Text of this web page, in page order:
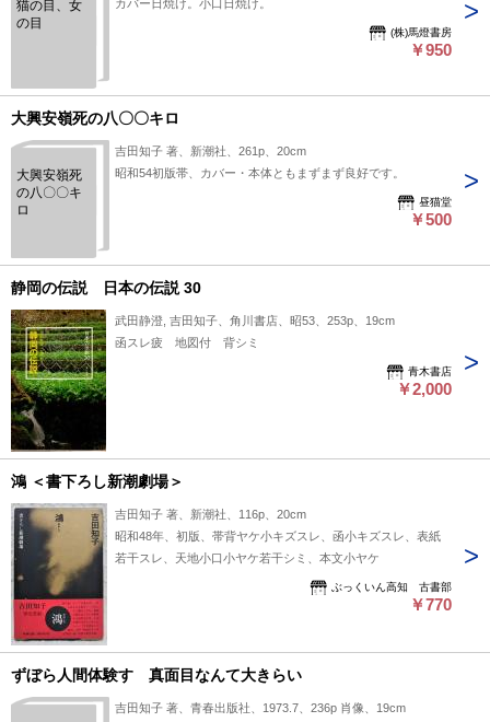
猫の目、女
の目
カバー日焼け。小口日焼け。
(株)馬燈書房
￥950
大興安嶺死の八〇〇キロ
大興安嶺死
の八〇〇キ
ロ
吉田知子 著、新潮社、261p、20cm
昭和54初版帯、カバー・本体ともまずまず良好です。
昼猫堂
￥500
静岡の伝説 日本の伝説 30
武田静澄, 吉田知子、角川書店、昭53、253p、19cm
函スレ疲 地図付 背シミ
青木書店
￥2,000
鴻 ＜書下ろし新潮劇場＞
吉田知子 著、新潮社、116p、20cm
昭和48年、初版、帯背ヤケ小キズスレ、函小キズスレ、表紙
若干スレ、天地小口小ヤケ若干シミ、本文小ヤケ
ぶっくいん高知 古書部
￥770
ずぼら人間体験す 真面目なんて大きらい
吉田知子 著、青春出版社、1973.7、236p 肖像、19cm